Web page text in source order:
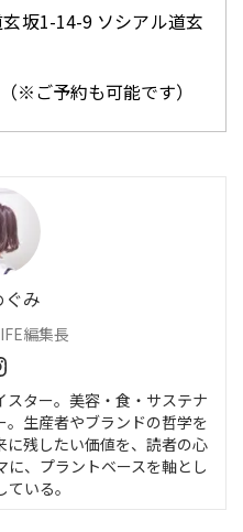
1-14-9 ソシアル道玄
※ご予約も可能です）
み
編集長
ター。美容・食・サステナ
生産者やブランドの哲学を
残したい価値を、読者の心
、プラントベースを軸とし
いる。